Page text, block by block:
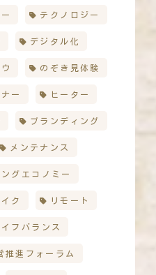
テクノロジー
デジタル化
のぞき見体験
ー ヒーター
ブランディング
メンテナンス
グエコノミー
ク リモート
フバランス
推進フォーラム